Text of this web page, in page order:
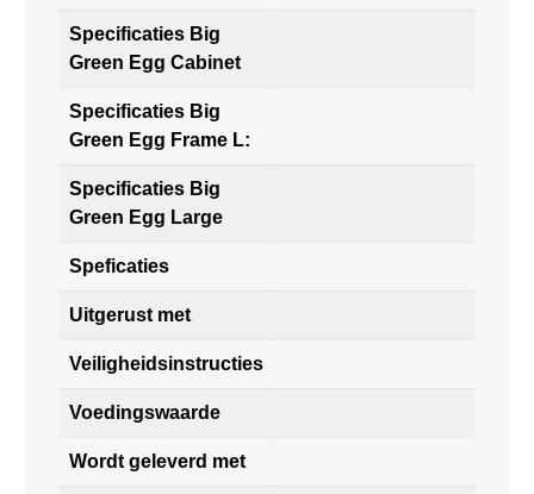
Specificaties Big
Green Egg Cabinet
Specificaties Big
Green Egg Frame L:
Specificaties Big
Green Egg Large
Speficaties
Uitgerust met
Veiligheidsinstructies
Voedingswaarde
Wordt geleverd met